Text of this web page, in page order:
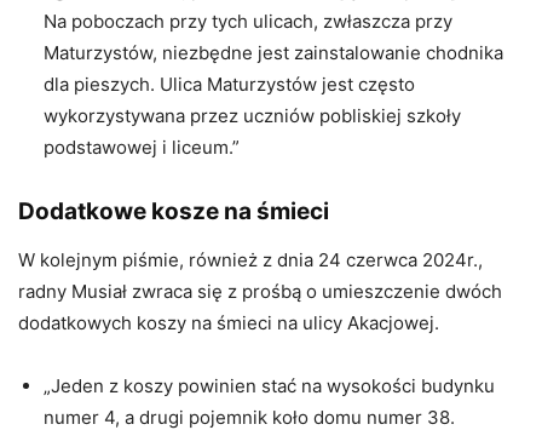
Na poboczach przy tych ulicach, zwłaszcza przy
Maturzystów, niezbędne jest zainstalowanie chodnika
dla pieszych. Ulica Maturzystów jest często
wykorzystywana przez uczniów pobliskiej szkoły
podstawowej i liceum.”
Dodatkowe kosze na śmieci
W kolejnym piśmie, również z dnia 24 czerwca 2024r.,
radny Musiał zwraca się z prośbą o umieszczenie dwóch
dodatkowych koszy na śmieci na ulicy Akacjowej.
„Jeden z koszy powinien stać na wysokości budynku
numer 4, a drugi pojemnik koło domu numer 38.